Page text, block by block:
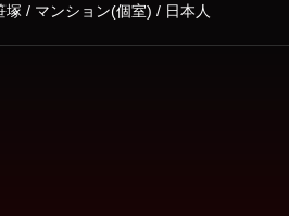
塚 / マンション(個室) / 日本人